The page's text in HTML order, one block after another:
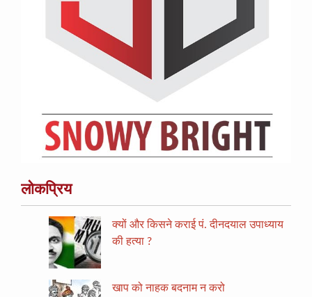
लोकप्रिय
क्यों और किसने कराई पं. दीनदयाल उपाध्याय
की हत्या ?
खाप को नाहक बदनाम न करो